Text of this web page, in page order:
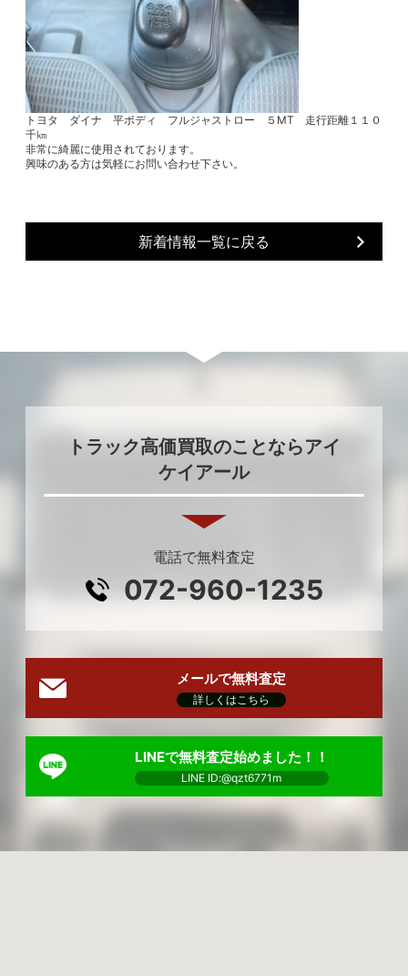
トヨタ ダイナ 平ボディ フルジャストロー ５MT 走行距離１１０
千㎞
非常に綺麗に使用されております。
興味のある方は気軽にお問い合わせ下さい。
新着情報一覧に戻る
トラック高価買取のことならアイ
ケイアール
電話で無料査定
072-960-1235
メールで無料査定
詳しくはこちら
LINEで無料査定始めました！！
LINE ID:@qzt6771m